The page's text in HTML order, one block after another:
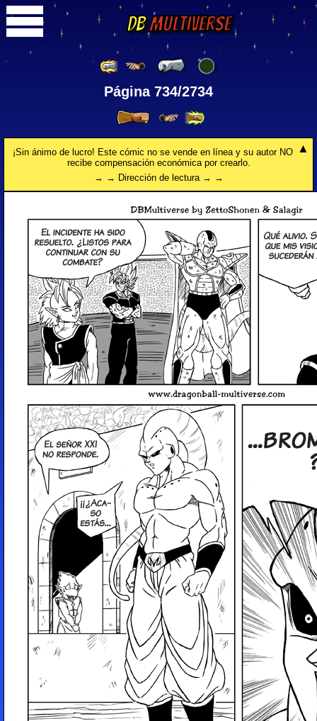
DBMultiverse
Página 734/2734
¡Sin ánimo de lucro! Este cómic no se vende en línea y su autor NO
recibe compensación económica por crearlo.
→ → Dirección de lectura → →